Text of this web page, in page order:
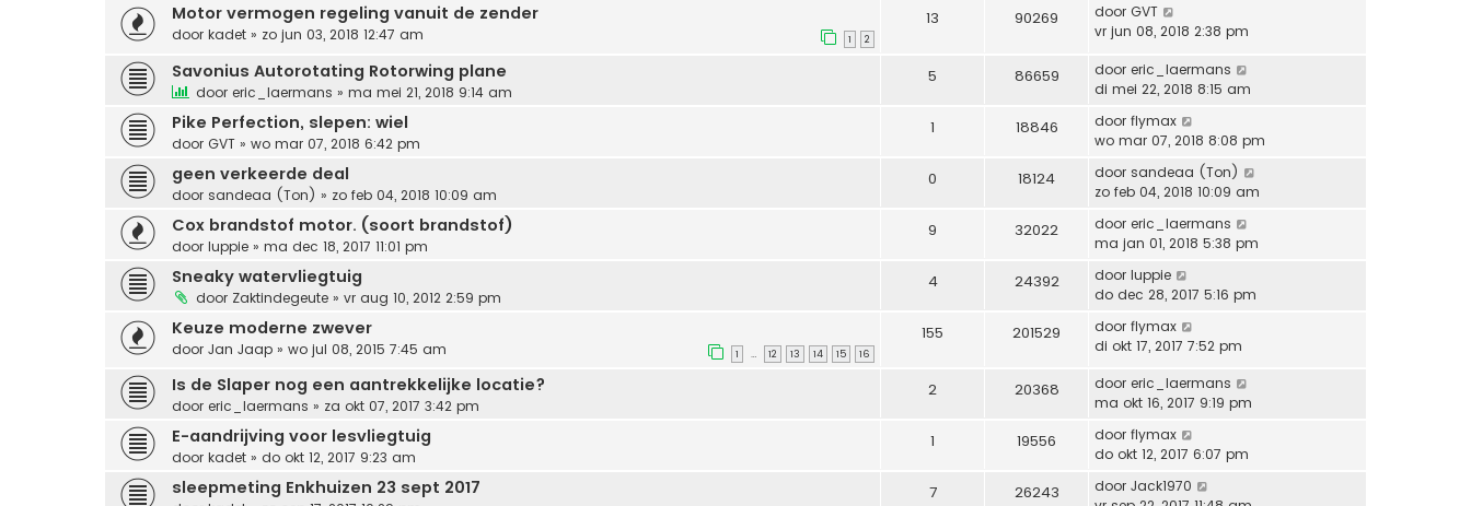
Motor vermogen regeling vanuit de zender
door kadet » zo jun 03, 2018 12:47 am 1 2
13 90269 door GVT
vr jun 08, 2018 2:38 pm
Savonius Autorotating Rotorwing plane
door eric_laermans » ma mei 21, 2018 9:14 am
5 86659 door eric_laermans
di mei 22, 2018 8:15 am
Pike Perfection, slepen: wiel
door GVT » wo mar 07, 2018 6:42 pm
1 18846 door flymax
wo mar 07, 2018 8:08 pm
geen verkeerde deal
door sandeaa (Ton) » zo feb 04, 2018 10:09 am
0 18124 door sandeaa (Ton)
zo feb 04, 2018 10:09 am
Cox brandstof motor. (soort brandstof)
door luppie » ma dec 18, 2017 11:01 pm
9 32022 door eric_laermans
ma jan 01, 2018 5:38 pm
Sneaky watervliegtuig
door Zaktindegeute » vr aug 10, 2012 2:59 pm
4 24392 door luppie
do dec 28, 2017 5:16 pm
Keuze moderne zwever
door Jan Jaap » wo jul 08, 2015 7:45 am 1 … 12 13 14 15 16
155 201529 door flymax
di okt 17, 2017 7:52 pm
Is de Slaper nog een aantrekkelijke locatie?
door eric_laermans » za okt 07, 2017 3:42 pm
2 20368 door eric_laermans
ma okt 16, 2017 9:19 pm
E-aandrijving voor lesvliegtuig
door kadet » do okt 12, 2017 9:23 am
1 19556 door flymax
do okt 12, 2017 6:07 pm
sleepmeting Enkhuizen 23 sept 2017 7 26243 door Jack1970